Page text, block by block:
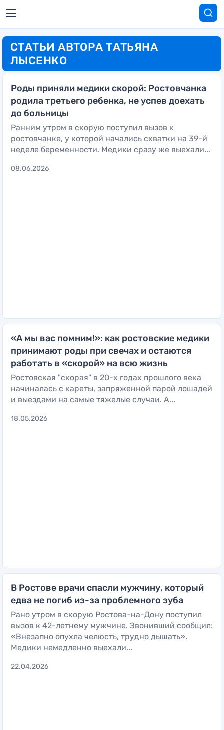
СТАТЬИ АВТОРА ТАТЬЯНА
ЛЫСЕНКО
Роды приняли медики скорой: Ростовчанка
родила третьего ребенка, не успев доехать
до больницы
Ранним утром в скорую поступил вызов к
ростовчанке, у которой начались схватки на 39-й
неделе беременности. Медики сразу же выехали...
08.06.2026
«А мы вас помним!»: как ростовские медики
принимают роды при свечах и остаются
работать в «скорой» на всю жизнь
Ростовская "скорая" в 20-х годах прошлого века
начиналась с кареты, запряженной парой лошадей
и выездами на самые тяжелые случаи. А...
18.05.2026
В Ростове врачи спасли мужчину, который
едва не погиб из-за проблемного зуба
Рано утром в скорую Ростова-на-Дону поступил
вызов к 42-летнему мужчине. Звонивший сообщил:
«Внезапно опухла челюсть, трудно дышать».
Медики немедленно выехали...
22.04.2026